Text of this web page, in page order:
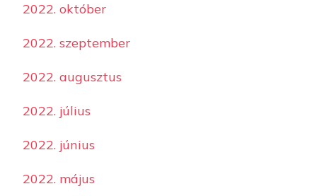
2022. október
2022. szeptember
2022. augusztus
2022. július
2022. június
2022. május